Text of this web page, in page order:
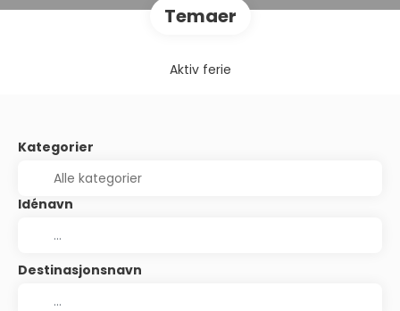
Temaer
Aktiv ferie
Kategorier
Idénavn
Destinasjonsnavn